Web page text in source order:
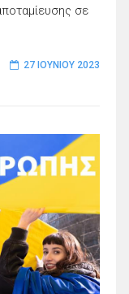
σε
27 ΙΟΥΝΊΟΥ 2023